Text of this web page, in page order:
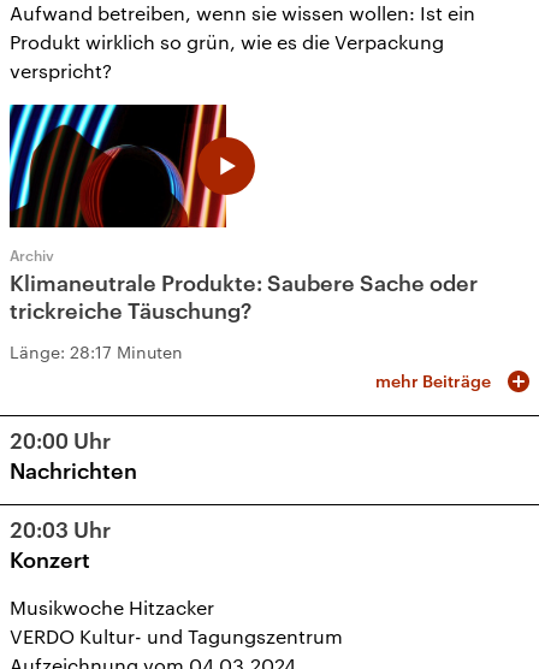
Aufwand betreiben, wenn sie wissen wollen: Ist ein
Produkt wirklich so grün, wie es die Verpackung
verspricht?
Archiv
Klimaneutrale Produkte: Saubere Sache oder
trickreiche Täuschung?
Länge: 28:17 Minuten
mehr Beiträge
20:00 Uhr
Nachrichten
20:03 Uhr
Konzert
Musikwoche Hitzacker
VERDO Kultur- und Tagungszentrum
Aufzeichnung vom 04.03.2024